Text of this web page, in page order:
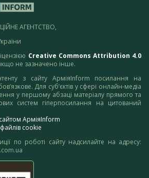
АГЕНТСТВО,
Creative Commons Attribution 4.0
не зазначено інше.
з сайту АрміяInform посилання на
Для суб’єктів у сфері онлайн-медіа
у першому абзаці матеріалу прямого та
систем гіперпосилання на цитований
АрміяInform
cookie
по роботі сайту надсилайте на адресу: